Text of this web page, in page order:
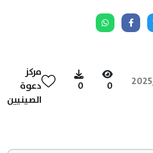
0
0
مركز
دعوة
الصينيين